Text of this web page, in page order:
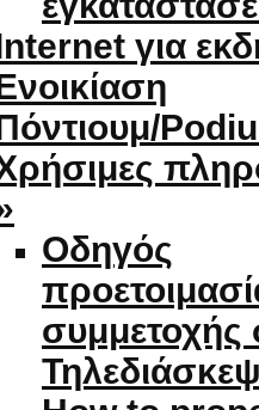
για
Οδηγός
συμμετοχής